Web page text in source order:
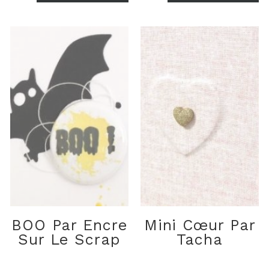
BOO Par Encre
Sur Le Scrap
Mini Cœur Par
Tacha